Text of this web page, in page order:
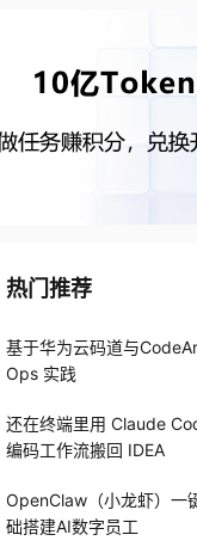
热门推荐
基于华为云码道与
Ops 实践
还在终端里用 Claude
编码工作流搬回 IDEA
OpenClaw（小龙虾）一
础搭建AI数字员工